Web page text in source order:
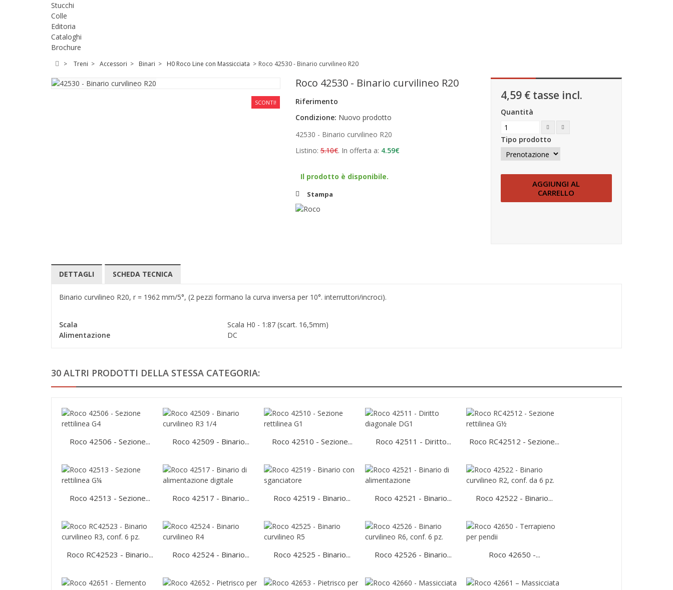
Stucchi
Colle
Editoria
Cataloghi
Brochure
> Treni > Accessori > Binari > H0 Roco Line con Massicciata > Roco 42530 - Binario curvilineo R20
SCONTI!
Roco 42530 - Binario curvilineo R20
Riferimento
Condizione: Nuovo prodotto
42530 - Binario curvilineo R20
Listino:5.10€. In offerta a: 4.59€
Il prodotto è disponibile.
Stampa
4,59 €tasse incl.
Quantità
Tipo prodotto
AGGIUNGI AL
CARRELLO
DETTAGLI SCHEDA TECNICA
Binario curvilineo R20, r = 1962 mm/5°, (2 pezzi formano la curva inversa per 10°. interruttori/incroci).
Scala
Scala H0 - 1:87 (scart. 16,5mm)
Alimentazione
DC
30 ALTRI PRODOTTI DELLA STESSA CATEGORIA:
Roco 42506 - Sezione... Roco 42509 - Binario... Roco 42510 - Sezione... Roco 42511 - Diritto... Roco RC42512 - Sezione...
Roco 42513 - Sezione... Roco 42517 - Binario... Roco 42519 - Binario... Roco 42521 - Binario... Roco 42522 - Binario...
Roco RC42523 - Binario... Roco 42524 - Binario... Roco 42525 - Binario... Roco 42526 - Binario... Roco 42650 -...